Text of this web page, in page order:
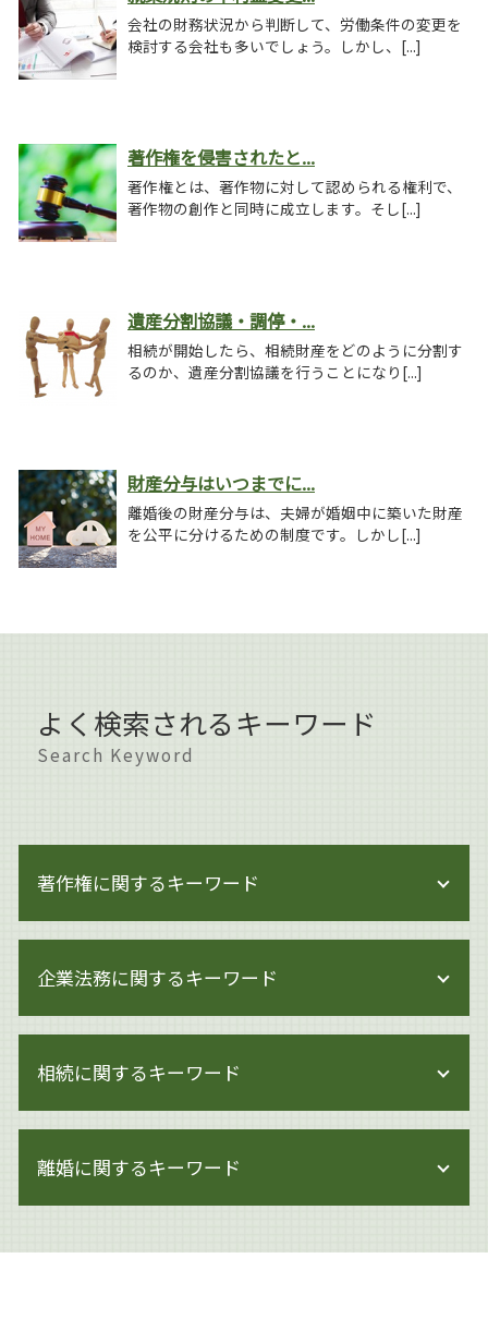
会社の財務状況から判断して、労働条件の変更を
検討する会社も多いでしょう。しかし、[...]
著作権を侵害されたと...
著作権とは、著作物に対して認められる権利で、
著作物の創作と同時に成立します。そし[...]
遺産分割協議・調停・...
相続が開始したら、相続財産をどのように分割す
るのか、遺産分割協議を行うことになり[...]
財産分与はいつまでに...
離婚後の財産分与は、夫婦が婚姻中に築いた財産
を公平に分けるための制度です。しかし[...]
よく検索されるキーワード
Search Keyword
著作権に関するキーワード
著作権 メリット
著作権 期間
著作権侵害
著作権とは 写真
著作権 著作者人格権
著作権 対象外
著作権 損害賠償
著作権とは
企業法務に関するキーワード
企業法務 体制
企業法務 海外
企業法務 トラブル
事業承継 個人
企業法務 m&a
相続に関するキーワード
遺言書作成 大田区
相続 生前贈与
離婚に関するキーワード